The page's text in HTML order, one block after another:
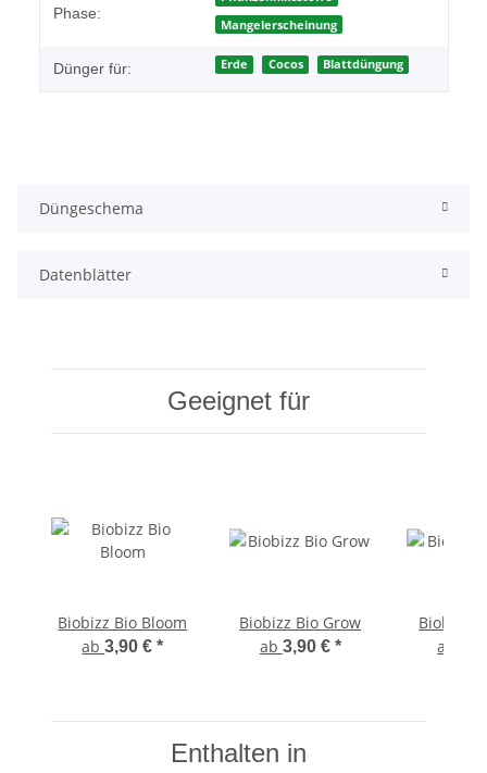
Phase:
Mangelerscheinung
Dünger für: Erde Cocos Blattdüngung
Düngeschema
Datenblätter
Geeignet für
Biobizz Bio Bloom
ab3,90 €*
Biobizz Bio Grow
ab 3,90 € *
Biobizz
ab
Enthalten in